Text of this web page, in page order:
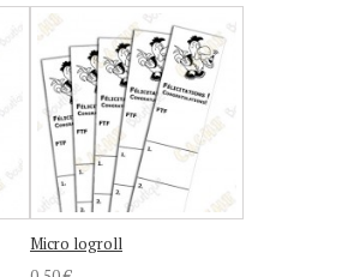
Micro logroll